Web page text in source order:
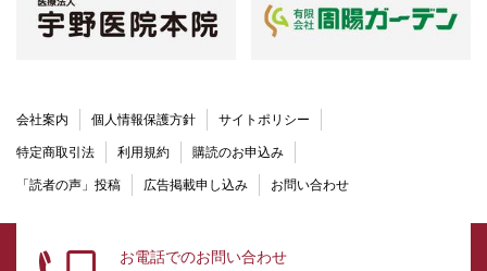
会社案内 個人情報保護方針 サイトポリシー
特定商取引法 利用規約 購読のお申込み
「読者の声」投稿 広告掲載申し込み お問い合わせ
お電話でのお問い合わせ